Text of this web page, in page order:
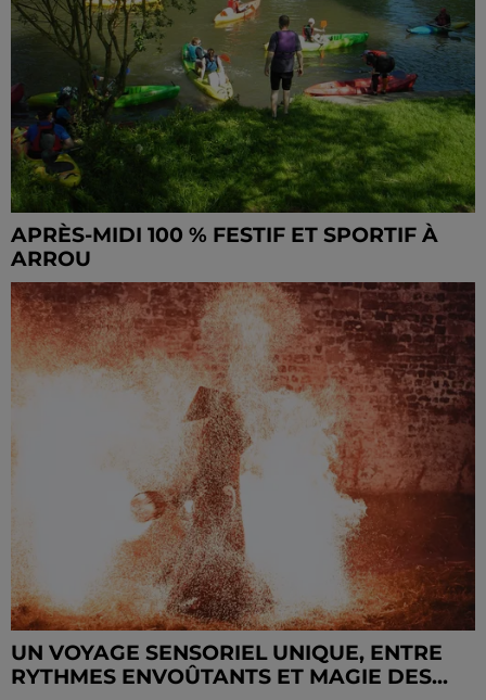
APRÈS-MIDI 100 % FESTIF ET SPORTIF À
ARROU
UN VOYAGE SENSORIEL UNIQUE, ENTRE
RYTHMES ENVOÛTANTS ET MAGIE DES...